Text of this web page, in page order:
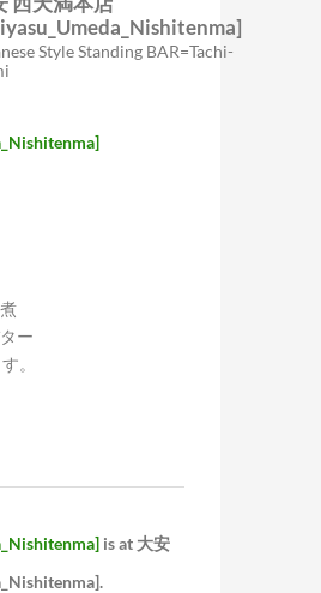
Style Standing BAR=Tachi-
ー
。
is at 大安